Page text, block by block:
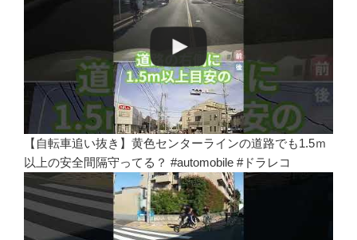
【自転車追い抜き】黄色センターラインの道路でも1.5ｍ
以上の安全間隔守ってる？ #automobile #ドラレコ